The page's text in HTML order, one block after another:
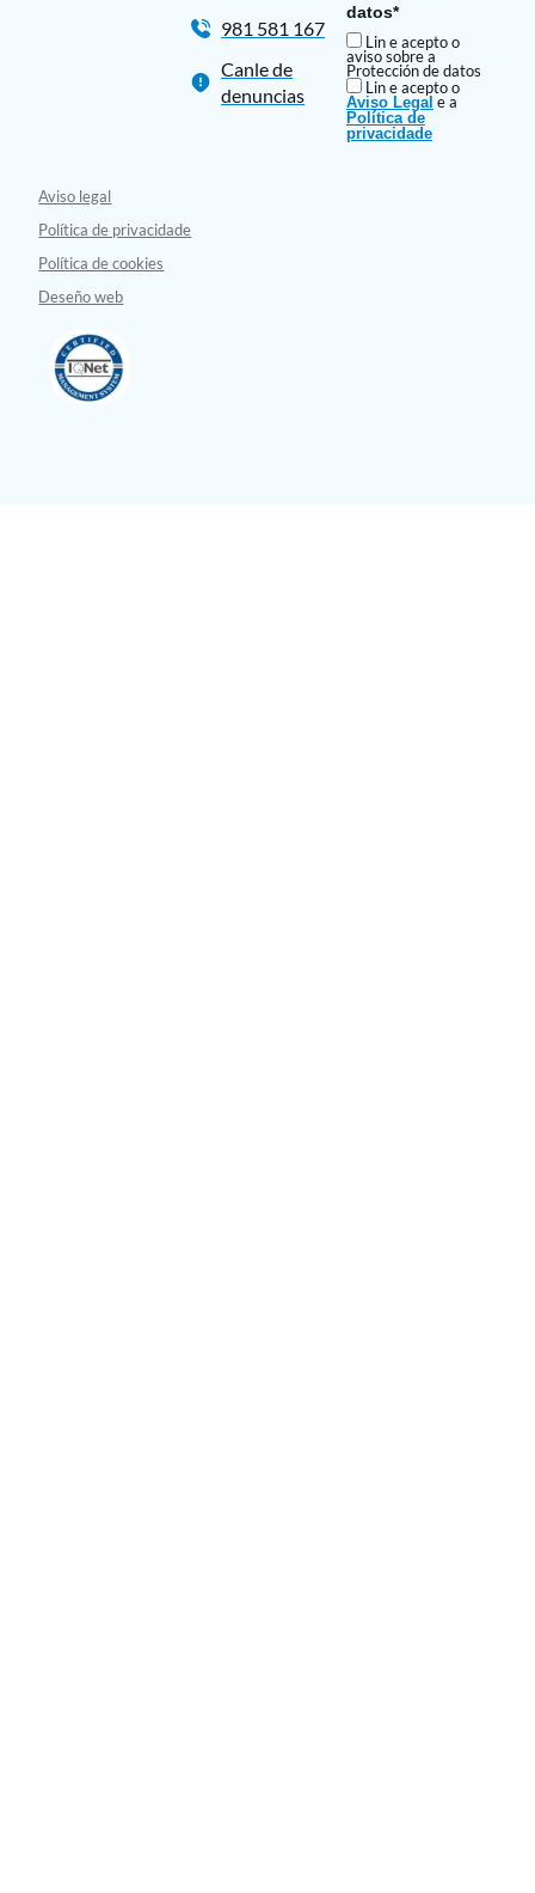
981 581 167
Canle de
denuncias
datos*
Lin e acepto o
aviso sobre a
Protección de datos
Lin e acepto o
Aviso Legal e a
Política de
privacidade
Aviso legal
Política de privacidade
Política de cookies
Deseño web